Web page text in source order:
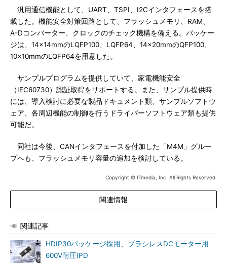
汎用通信機能として、UART、TSPI、I2Cインタフェースを搭
載した。機能安全対策回路として、フラッシュメモリ、RAM、
A-Dコンバーター、クロックのチェック機構を備える。パッケー
ジは、14×14mmのLQFP100、LQFP64、14×20mmのQFP100、
10×10mmのLQFP64を用意した。
サンプルプログラムを提供していて、家電機能安全
（IEC60730）認証取得をサポートする。また、サンプル提供時
には、導入検討に必要な製品ドキュメント類、サンプルソフトウ
ェア、各周辺機能の制御を行うドライバーソフトウェア類も提供
可能だ。
同社は今後、CANインタフェースを付加した「M4M」グルー
プへも、フラッシュメモリ容量の追加を検討している。
Copyright © ITmedia, Inc. All Rights Reserved.
関連情報
関連記事
HDIP30パッケージ採用、ブラシレスDCモーター用
600V耐圧IPD